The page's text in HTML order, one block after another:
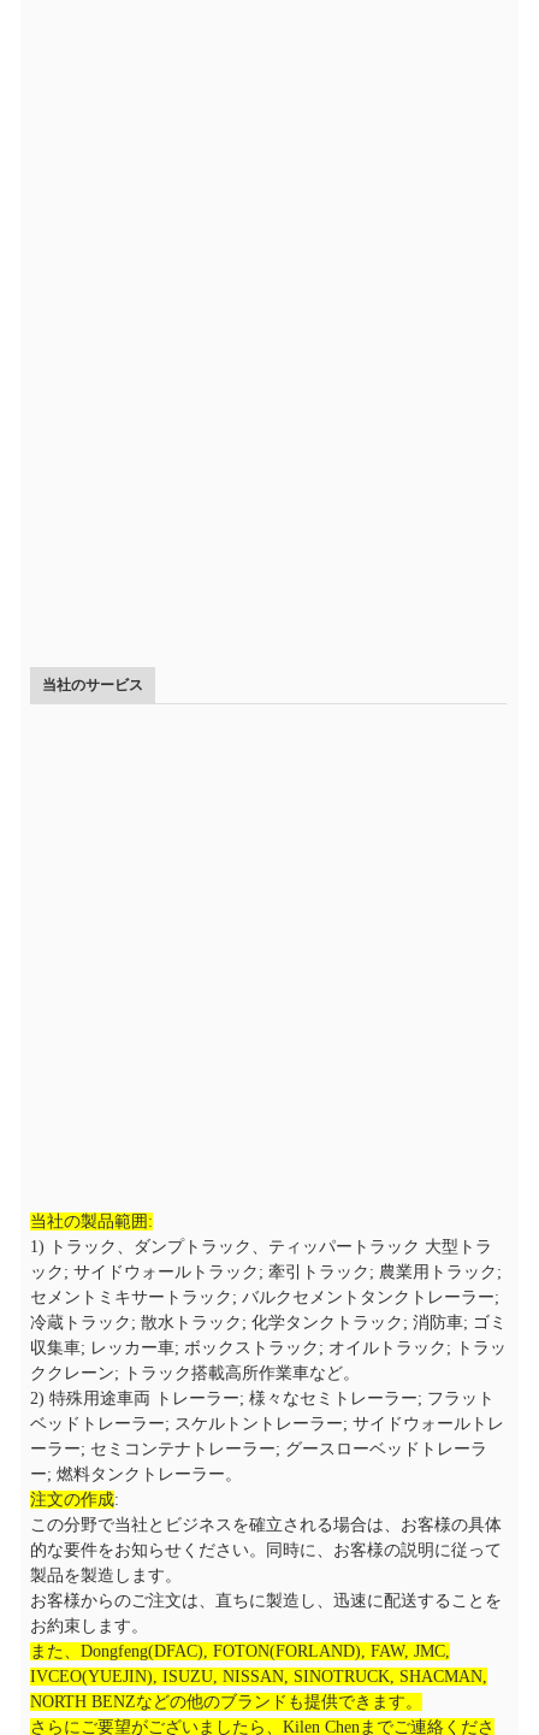
当社のサービス
当社の製品範囲:
1) トラック、ダンプトラック、ティッパートラック 大型トラ
ック; サイドウォールトラック; 牽引トラック; 農業用トラック;
セメントミキサートラック; バルクセメントタンクトレーラー;
冷蔵トラック; 散水トラック; 化学タンクトラック; 消防車; ゴミ
収集車; レッカー車; ボックストラック; オイルトラック; トラッ
ククレーン; トラック搭載高所作業車など。
2) 特殊用途車両 トレーラー; 様々なセミトレーラー; フラット
ベッドトレーラー; スケルトントレーラー; サイドウォールトレ
ーラー; セミコンテナトレーラー; グースローベッドトレーラ
ー; 燃料タンクトレーラー。
注文の作成:
この分野で当社とビジネスを確立される場合は、お客様の具体
的な要件をお知らせください。同時に、お客様の説明に従って
製品を製造します。
お客様からのご注文は、直ちに製造し、迅速に配送することを
お約束します。
また、Dongfeng(DFAC), FOTON(FORLAND), FAW, JMC,
IVCEO(YUEJIN), ISUZU, NISSAN, SINOTRUCK, SHACMAN,
NORTH BENZなどの他のブランドも提供できます。
さらにご要望がございましたら、Kilen Chenまでご連絡くださ